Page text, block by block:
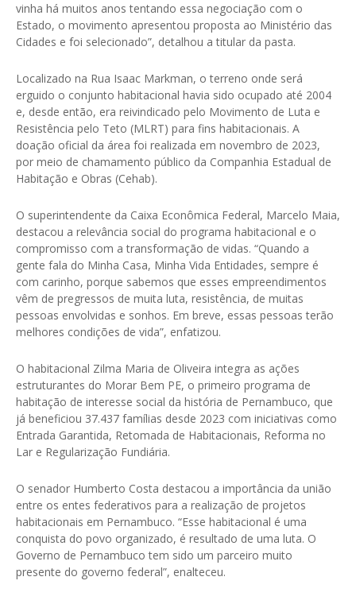
vinha há muitos anos tentando essa negociação com o
Estado, o movimento apresentou proposta ao Ministério das
Cidades e foi selecionado”, detalhou a titular da pasta.
Localizado na Rua Isaac Markman, o terreno onde será
erguido o conjunto habitacional havia sido ocupado até 2004
e, desde então, era reivindicado pelo Movimento de Luta e
Resistência pelo Teto (MLRT) para fins habitacionais. A
doação oficial da área foi realizada em novembro de 2023,
por meio de chamamento público da Companhia Estadual de
Habitação e Obras (Cehab).
O superintendente da Caixa Econômica Federal, Marcelo Maia,
destacou a relevância social do programa habitacional e o
compromisso com a transformação de vidas. “Quando a
gente fala do Minha Casa, Minha Vida Entidades, sempre é
com carinho, porque sabemos que esses empreendimentos
vêm de pregressos de muita luta, resistência, de muitas
pessoas envolvidas e sonhos. Em breve, essas pessoas terão
melhores condições de vida”, enfatizou.
O habitacional Zilma Maria de Oliveira integra as ações
estruturantes do Morar Bem PE, o primeiro programa de
habitação de interesse social da história de Pernambuco, que
já beneficiou 37.437 famílias desde 2023 com iniciativas como
Entrada Garantida, Retomada de Habitacionais, Reforma no
Lar e Regularização Fundiária.
O senador Humberto Costa destacou a importância da união
entre os entes federativos para a realização de projetos
habitacionais em Pernambuco. “Esse habitacional é uma
conquista do povo organizado, é resultado de uma luta. O
Governo de Pernambuco tem sido um parceiro muito
presente do governo federal”, enalteceu.